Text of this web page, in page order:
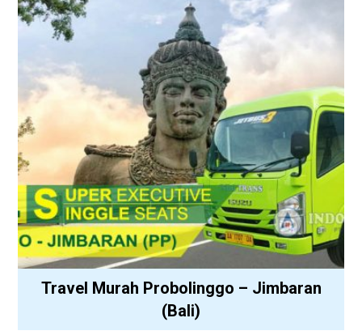
Travel Murah Probolinggo – Jimbaran
(Bali)